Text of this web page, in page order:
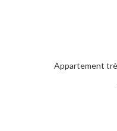
Appartement